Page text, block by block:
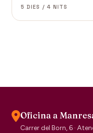
5 DIES / 4 NITS
Oficina a
Carrer del Born, 6 ·